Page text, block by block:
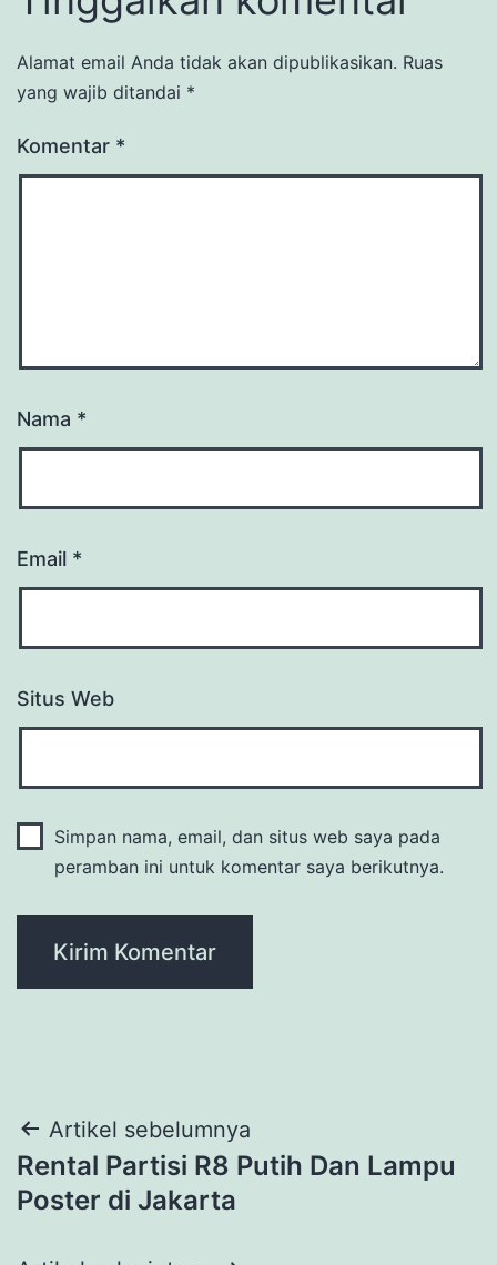
Alamat email Anda tidak akan dipublikasikan. Ruas
yang wajib ditandai *
Komentar *
Nama *
Email *
Situs Web
Simpan nama, email, dan situs web saya pada
peramban ini untuk komentar saya berikutnya.
Navigasi
pos
Artikel sebelumnya
Rental Partisi R8 Putih Dan Lampu
Poster di Jakarta